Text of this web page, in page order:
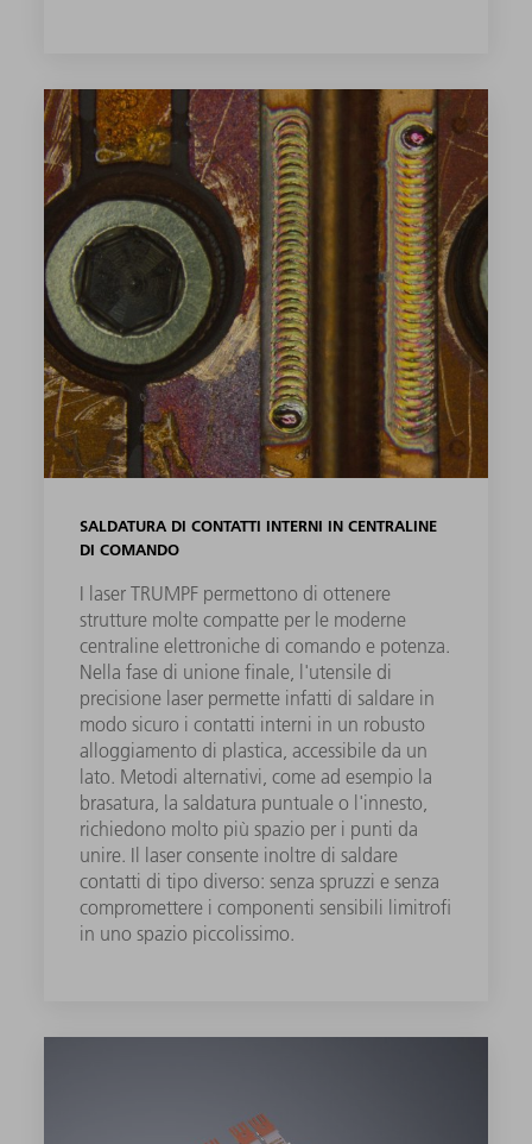
SALDATURA DI CONTATTI INTERNI IN CENTRALINE
DI COMANDO
I laser TRUMPF permettono di ottenere
strutture molte compatte per le moderne
centraline elettroniche di comando e potenza.
Nella fase di unione finale, l'utensile di
precisione laser permette infatti di saldare in
modo sicuro i contatti interni in un robusto
alloggiamento di plastica, accessibile da un
lato. Metodi alternativi, come ad esempio la
brasatura, la saldatura puntuale o l'innesto,
richiedono molto più spazio per i punti da
unire. Il laser consente inoltre di saldare
contatti di tipo diverso: senza spruzzi e senza
compromettere i componenti sensibili limitrofi
in uno spazio piccolissimo.